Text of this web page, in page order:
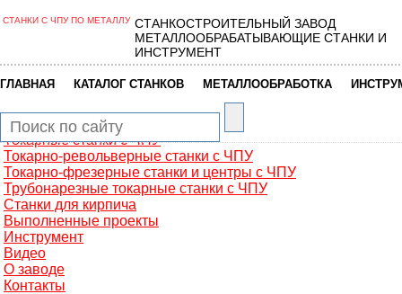
Главная
Фрезерные обрабатывающие центры
Сверлильно-фрезерные станки
Промышленные роботы манипуляторы
Токарные автоматы с ЧПУ
Токарные станки с ЧПУ
Токарно-револьверные станки с ЧПУ
Токарно-фрезерные станки и центры с ЧПУ
Трубонарезные токарные станки с ЧПУ
Станки для кирпича
Выполненные проекты
Инструмент
Видео
О заводе
Контакты
СТАНКИ С ЧПУ ПО МЕТАЛЛУ СТАНКОСТРОИТЕЛЬНЫЙ ЗАВОД
МЕТАЛЛООБРАБАТЫВАЮЩИЕ СТАНКИ И
ИНСТРУМЕНТ
ГЛАВНАЯ КАТАЛОГ СТАНКОВ МЕТАЛЛООБРАБОТКА